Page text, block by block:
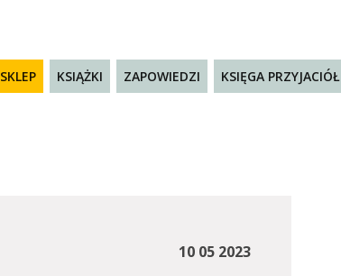
SKLEP KSIĄŻKI ZAPOWIEDZI KSIĘGA PRZYJACIÓŁ
10 05 2023